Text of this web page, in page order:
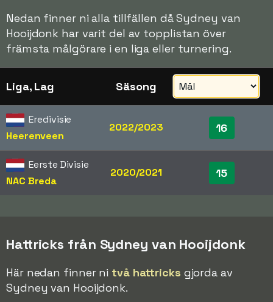
Nedan finner ni alla tillfällen då Sydney van
Hooijdonk har varit del av topplistan över
främsta målgörare i en liga eller turnering.
Liga, Lag Säsong
Eredivisie
Heerenveen
2022/2023 16
Eerste Divisie
NAC Breda
2020/2021 15
Hattricks från Sydney van Hooijdonk
Här nedan finner ni två hattricks gjorda av
Sydney van Hooijdonk.